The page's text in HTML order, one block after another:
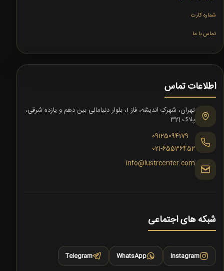
شماره کارت
تماس با ما
اطلاعات تماس
تهران، شهرک اندیشه، فاز 1، بلوار دنیامالی بین دهم و یازده شرقی،
پلاک 321
09125094179
021-65536452
info@lustrcenter.com
شبکه های اجتماعی
Instagram
WhatsApp
Telegram